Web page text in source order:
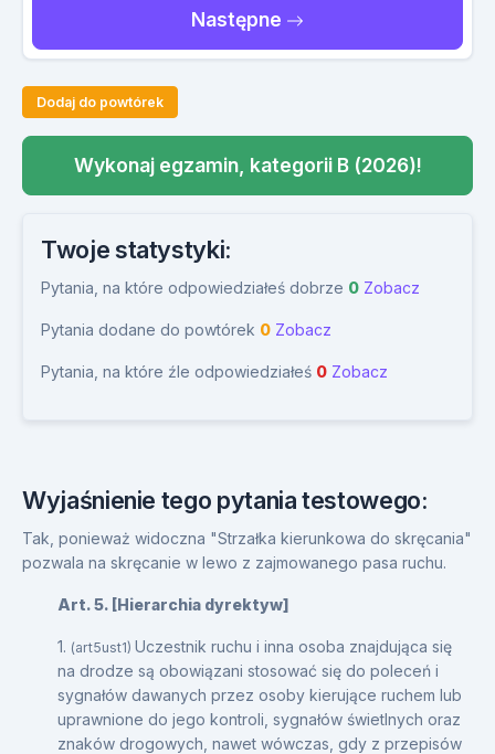
Następne
Dodaj do powtórek
Wykonaj egzamin, kategorii B (2026)!
Twoje statystyki:
Pytania, na które odpowiedziałeś dobrze 0 Zobacz
Pytania dodane do powtórek 0 Zobacz
Pytania, na które źle odpowiedziałeś 0 Zobacz
Wyjaśnienie tego pytania testowego:
Tak, ponieważ widoczna "Strzałka kierunkowa do skręcania"
pozwala na skręcanie w lewo z zajmowanego pasa ruchu.
Art. 5. [Hierarchia dyrektyw]
1. (art5ust1) Uczestnik ruchu i inna osoba znajdująca się
na drodze są obowiązani stosować się do poleceń i
sygnałów dawanych przez osoby kierujące ruchem lub
uprawnione do jego kontroli, sygnałów świetlnych oraz
znaków drogowych, nawet wówczas, gdy z przepisów